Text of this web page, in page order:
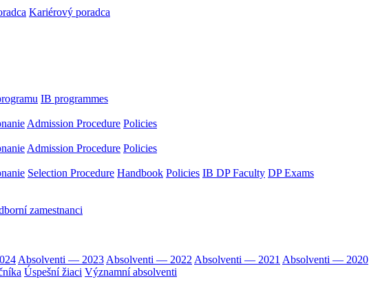
Kariérový poradca
IB programmes
Admission Procedure Policies
Admission Procedure Policies
Selection Procedure Handbook Policies IB DP Faculty DP Exams
zamestnanci
Absolventi — 2023 Absolventi — 2022 Absolventi — 2021 Absolventi — 2020
Úspešní žiaci Významní absolventi